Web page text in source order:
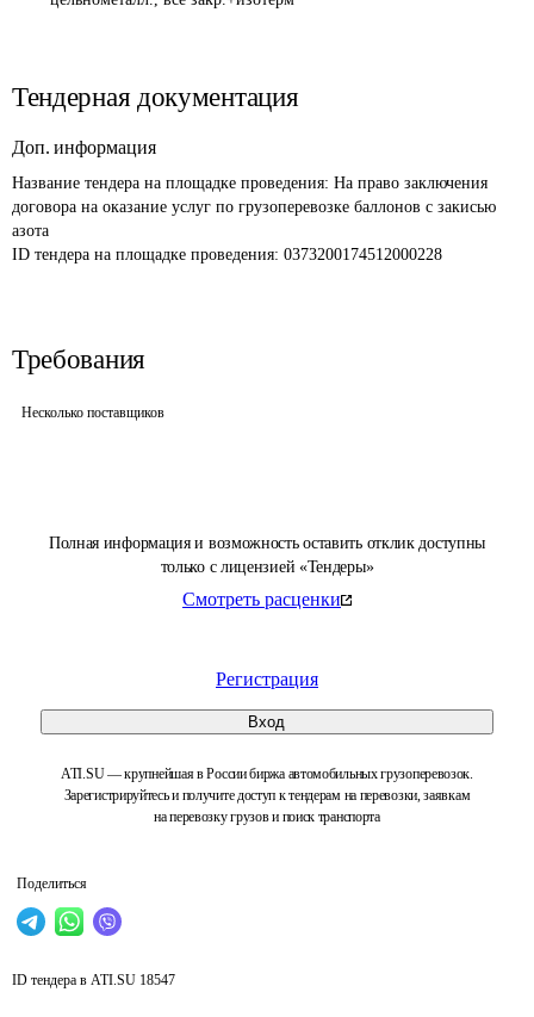
Полная информация и возможность оставить отклик доступны
только с лицензией «Тендеры»
Смотреть расценки
Регистрация
Вход
ATI.SU — крупнейшая в России биржа автомобильных грузоперевозок.
Зарегистрируйтесь и получите доступ к тендерам на перевозки, заявкам
на перевозку грузов и поиск транспорта
Поделиться
Тендерная документация
Доп. информация
Название тендера на площадке проведения: На право заключения
договора на оказание услуг по грузоперевозке баллонов с закисью
азота
ID тендера на площадке проведения: 0373200174512000228
Требования
Несколько поставщиков
ID тендера в ATI.SU 18547